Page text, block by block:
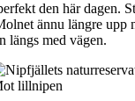
den här dagen.
ännu längre
längs med vägen.
lillnipen